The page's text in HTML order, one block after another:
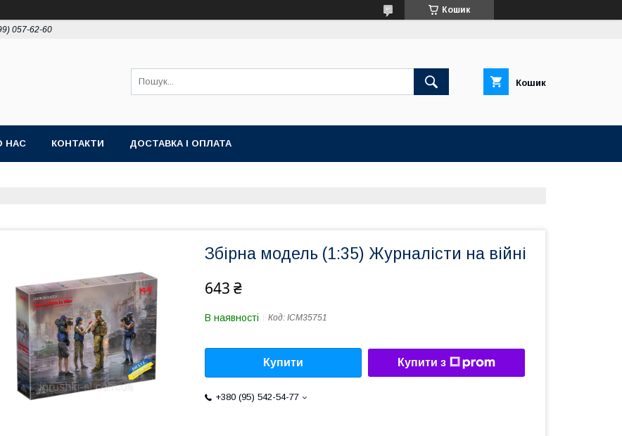
Кошик
057-62-60
Кошик
НАС КОНТАКТИ ДОСТАВКА І ОПЛАТА
Збірна модель (1:35) Журналісти на війні
643 ₴
В наявності Код: ICM35751
Купити Купити з
+380 (95) 542-54-77